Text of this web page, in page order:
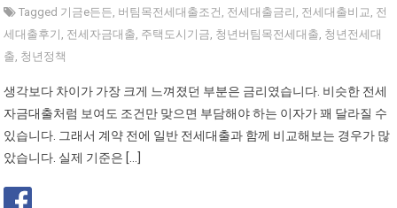
Tagged 기금e든든, 버팀목전세대출조건 , 전세대출금리 , 전세대출비교 , 전
세대출후기 , 전세자금대출, 주택도시기금, 청년버팀목전세대출, 청년전세대
출, 청년정책
생각보다 차이가 가장 크게 느껴졌던 부분은 금리였습니다. 비슷한 전세
자금대출처럼 보여도 조건만 맞으면 부담해야 하는 이자가 꽤 달라질 수
있습니다. 그래서 계약 전에 일반 전세대출과 함께 비교해보는 경우가 많
았습니다. 실제 기준은 […]